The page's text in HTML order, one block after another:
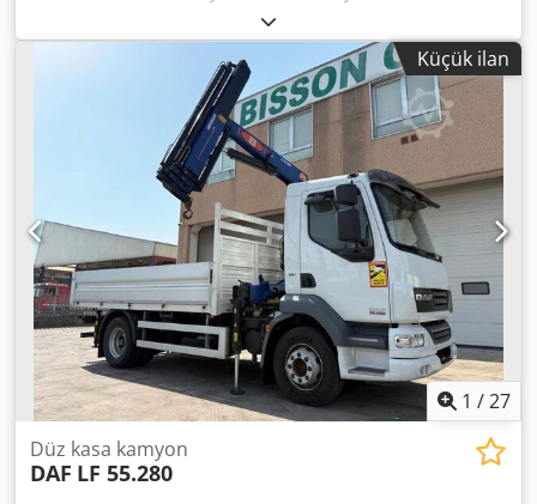
gündüz kabini
Üretim yılı:2006, Donanım:klima, vinç, "IVECO TRAKKER
450 8x4 - 2006 Model DİZEL / Euro 4 Kilometre: 46.100
Manuel Şanzıman / Silindir Hacmi: 12882 / kW: 332 Toplam
Ağırlık: 320 q Kullanım Ağırlığı: 10.850 kg / Dingil Mesafesi:
5.100 mm Aksesuarlar: - Yardımcı motor Dksdpsztdr Iofx
Ahkjr - 4. aks, kaldırılabilir ve direksiyonlu - Ön hidrolik
platform - Klima Donanım: - Sabit kasa, ölçüler:
6570x2550x1230 mm (yükseklik) - COPMA 500.6 vinç + J4
anten - Anten - Vinç - Radyo"
Küçük ilan
1 /27
Düz kasa kamyon
DAF LF 55.280